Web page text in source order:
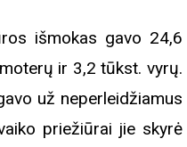
išmokas gavo 24,6
ir 3,2 tūkst. vyrų.
už neperleidžiamus
priežiūrai jie skyrė